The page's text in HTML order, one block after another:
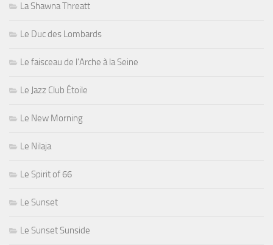
La Shawna Threatt
Le Duc des Lombards
Le faisceau de l'Arche à la Seine
Le Jazz Club Étoile
Le New Morning
Le Nilaja
Le Spirit of 66
Le Sunset
Le Sunset Sunside